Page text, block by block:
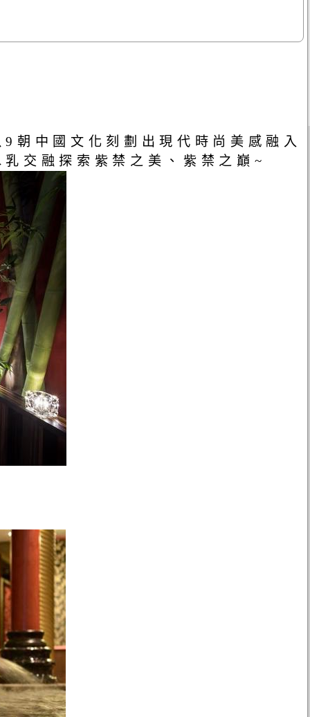
朝中國文化刻劃出現代時尚美感融入
交融探索紫禁之美、紫禁之巔~